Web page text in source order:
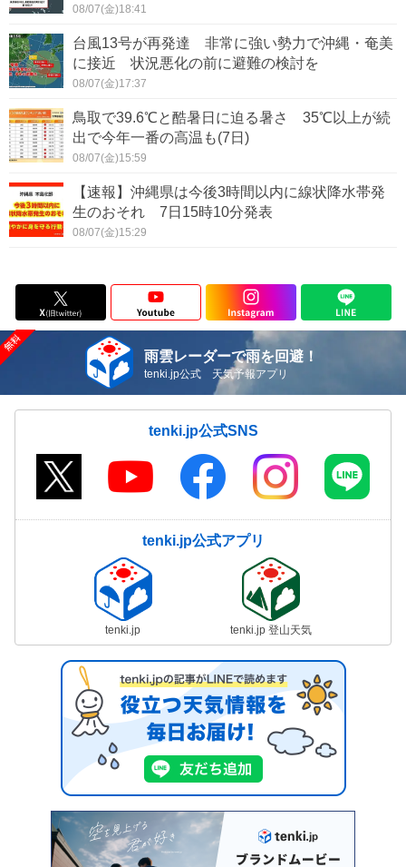
08/07(金)18:41
台風13号が再発達 非常に強い勢力で沖縄・奄美
に接近 状況悪化の前に避難の検討を
08/07(金)17:37
鳥取で39.6℃と酷暑日に迫る暑さ 35℃以上が続
出で今年一番の高温も(7日)
08/07(金)15:59
【速報】沖縄県は今後3時間以内に線状降水帯発
生のおそれ 7日15時10分発表
08/07(金)15:29
雨雲レーダーで雨を回避！
tenki.jp公式 天気予報アプリ
tenki.jp公式SNS
tenki.jp公式アプリ
tenki.jp tenki.jp 登山天気